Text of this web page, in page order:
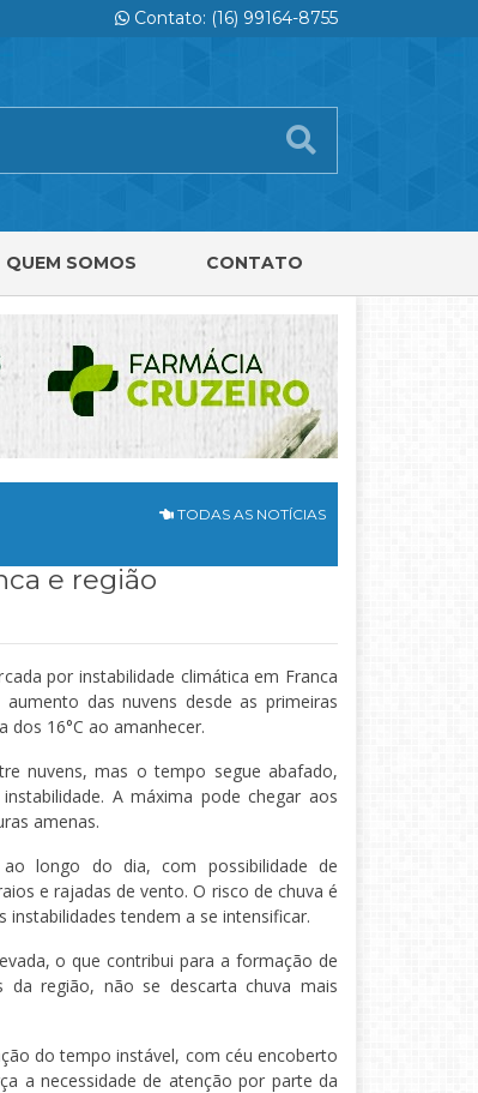
Contato: (16) 99164-8755
QUEM SOMOS CONTATO
TODAS AS NOTÍCIAS
e região
por instabilidade climática em Franca
das nuvens desde as primeiras
dos 16°C ao amanhecer.
nuvens, mas o tempo segue abafado,
A máxima pode chegar aos
amenas.
longo do dia, com possibilidade de
e rajadas de vento. O risco de chuva é
tendem a se intensificar.
o que contribui para a formação de
da região, não se descarta chuva mais
do tempo instável, com céu encoberto
a necessidade de atenção por parte da